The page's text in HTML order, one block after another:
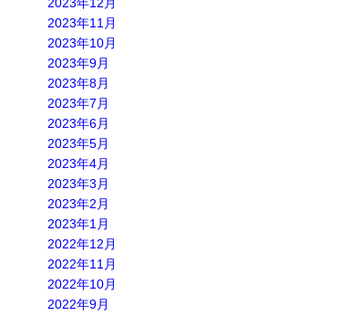
2023年12月
2023年11月
2023年10月
2023年9月
2023年8月
2023年7月
2023年6月
2023年5月
2023年4月
2023年3月
2023年2月
2023年1月
2022年12月
2022年11月
2022年10月
2022年9月